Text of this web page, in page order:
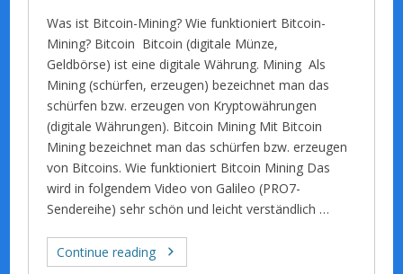
Was ist Bitcoin-Mining? Wie funktioniert Bitcoin-
Mining? Bitcoin Bitcoin (digitale Münze,
Geldbörse) ist eine digitale Währung. Mining Als
Mining (schürfen, erzeugen) bezeichnet man das
schürfen bzw. erzeugen von Kryptowährungen
(digitale Währungen). Bitcoin Mining Mit Bitcoin
Mining bezeichnet man das schürfen bzw. erzeugen
von Bitcoins. Wie funktioniert Bitcoin Mining Das
wird in folgendem Video von Galileo (PRO7-
Sendereihe) sehr schön und leicht verständlich …
Continue reading